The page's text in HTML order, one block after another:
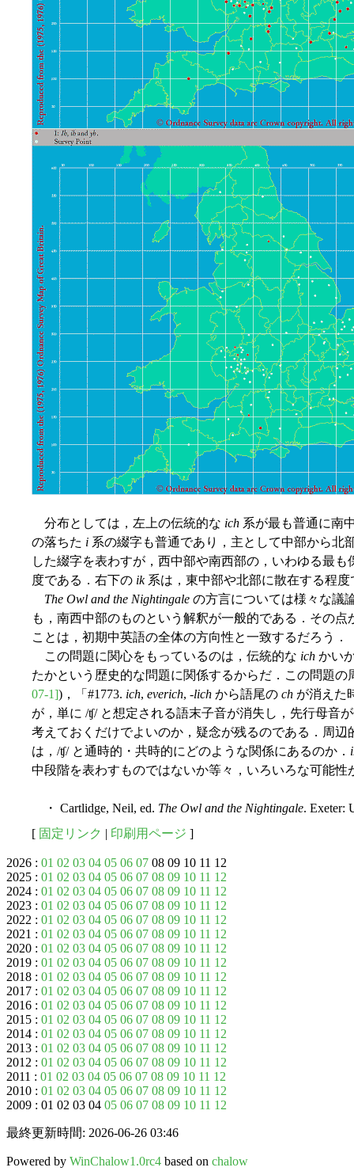
分布としては，左上の伝統的な ich 系が最も普通に南
の落ちた i 系の綴字も普通であり，主として中部から北
した綴字を表わすが，西中部や南西部の，いわゆる最
度である．右下の ik系は，東中部や北部に散在する程度
The Owl and the Nightingale の方言については様々な議
も，南西中部のものという解釈が一般的である．その
ことは，初期中英語の全体の方向性と一致するだろう．
この問題に関心をもっているのは，伝統的な ich かい
たかという歴史的な問題に関係するからだ．この問題の
07-1])，「#1773. ich, everich, -lich から語尾の ch が消えた
が，単に /ʧ/ と想定される語末子音が消失し，先行母音
考えておくだけでよいのか，疑念が残るのである．周
は，/ʧ/ と通時的・共時的にどのような関係にあるのか．
中段階を表わすものではないか等々，いろいろな可能性
・ Cartlidge, Neil, ed. The Owl and the Nightingale. Exeter:
[ 固定リンク | 印刷用ページ ]
2026 : 01 02 03 04 05 06 07 08 09 10 11 12
2025 : 01 02 03 04 05 06 07 08 09 10 11 12
2024 : 01 02 03 04 05 06 07 08 09 10 11 12
2023 : 01 02 03 04 05 06 07 08 09 10 11 12
2022 : 01 02 03 04 05 06 07 08 09 10 11 12
2021 : 01 02 03 04 05 06 07 08 09 10 11 12
2020 : 01 02 03 04 05 06 07 08 09 10 11 12
2019 : 01 02 03 04 05 06 07 08 09 10 11 12
2018 : 01 02 03 04 05 06 07 08 09 10 11 12
2017 : 01 02 03 04 05 06 07 08 09 10 11 12
2016 : 01 02 03 04 05 06 07 08 09 10 11 12
2015 : 01 02 03 04 05 06 07 08 09 10 11 12
2014 : 01 02 03 04 05 06 07 08 09 10 11 12
2013 : 01 02 03 04 05 06 07 08 09 10 11 12
2012 : 01 02 03 04 05 06 07 08 09 10 11 12
2011 : 01 02 03 04 05 06 07 08 09 10 11 12
2010 : 01 02 03 04 05 06 07 08 09 10 11 12
2009 : 01 02 03 04 05 06 07 08 09 10 11 12
最終更新時間: 2026-06-26 03:46
Powered by WinChalow1.0rc4 based on chalow